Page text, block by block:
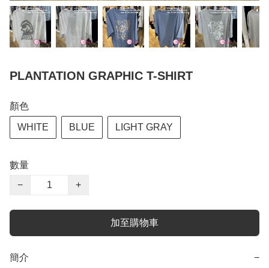
PLANTATION GRAPHIC T-SHIRT
顏色
WHITE BLUE LIGHT GRAY
數量
−
+
加至購物車
簡介 −